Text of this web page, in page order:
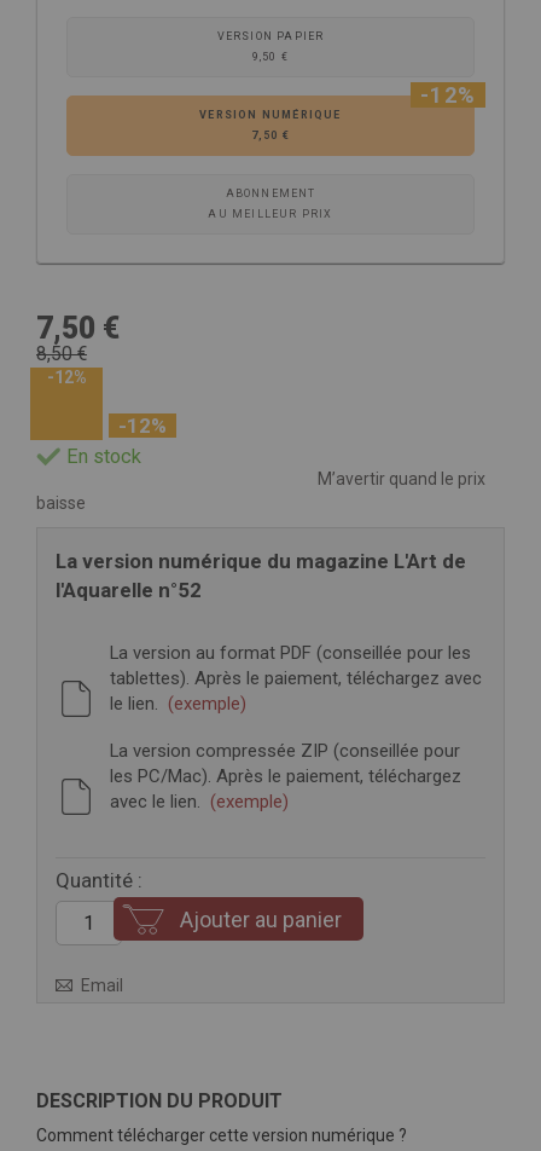
VERSION PAPIER
9,50 €
VERSION NUMÉRIQUE
7,50 €
-12%
ABONNEMENT
AU MEILLEUR PRIX
7,50 €
8,50 €
-12%
-12%
En stock
M’avertir quand le prix
baisse
La version numérique du magazine L'Art de
l'Aquarelle n°52
La version au format PDF (conseillée pour les
tablettes). Après le paiement, téléchargez avec
le lien. (exemple)
La version compressée ZIP (conseillée pour
les PC/Mac). Après le paiement, téléchargez
avec le lien. (exemple)
Quantité :
Ajouter au panier
Email
DESCRIPTION DU PRODUIT
Comment télécharger cette version numérique ?